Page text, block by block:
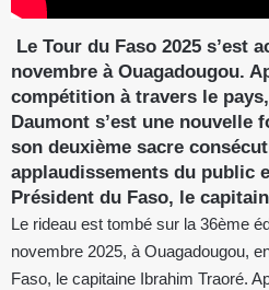
Le Tour du Faso 2025 s’est
novembre à Ouagadougou.
compétition à travers le
Daumont s’est une nouvelle
son deuxième sacre
applaudissements du public
Président du Faso, le
Le rideau est tombé sur la 36ème
novembre 2025, à Ouagadougou,
Faso, le capitaine Ibrahim Traoré.